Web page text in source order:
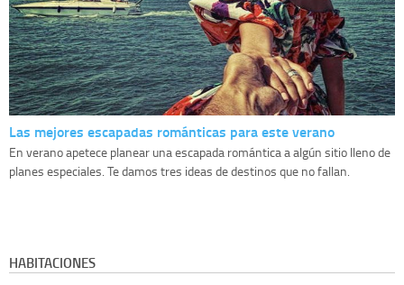
Las mejores escapadas románticas para este verano
En verano apetece planear una escapada romántica a algún sitio lleno de
planes especiales. Te damos tres ideas de destinos que no fallan.
HABITACIONES